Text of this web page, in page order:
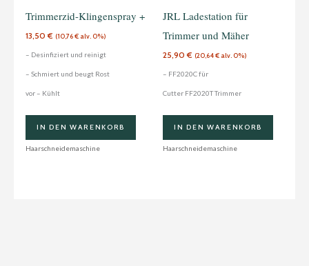
Trimmerzid-Klingenspray +
13,50€ (10,76€ alv. 0%)
– Desinfiziert und reinigt
– Schmiert und beugt Rost
vor – Kühlt
IN DEN WARENKORB
Haarschneidemaschine
JRL Ladestation für
Trimmer und Mäher
25,90€ (20,64€ alv. 0%)
– FF2020C für
Cutter FF2020T Trimmer
IN DEN WARENKORB
Haarschneidemaschine